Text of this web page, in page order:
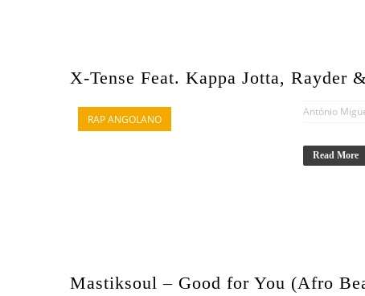
X-Tense Feat. Kappa Jotta, Rayder
RAP ANGOLANO
António
Read More
Mastiksoul – Good for You (Afro